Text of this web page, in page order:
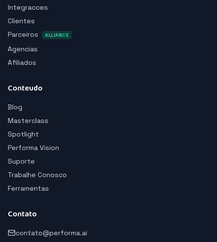
Integracoes
Clientes
Parceiros
ALLIANCE
Agencias
Afiliados
Conteudo
Blog
Masterclass
Spotlight
Performa Vision
Suporte
Trabalhe Conosco
Ferramentas
Contato
contato@performa.ai